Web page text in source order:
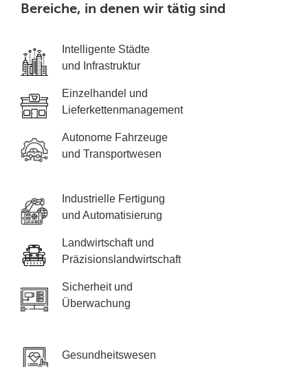
Bereiche, in denen wir tätig sind
Intelligente Städte
und Infrastruktur
Einzelhandel und
Lieferkettenmanagement
Autonome Fahrzeuge
und Transportwesen
Industrielle Fertigung
und Automatisierung
Landwirtschaft und
Präzisionslandwirtschaft
Sicherheit und
Überwachung
Gesundheitswesen